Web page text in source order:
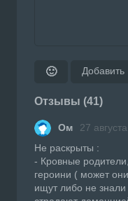
🙂 Добавить
Отзывы (41)
Ом 27
Не раскрыты :
- Кровные
героини ( может
ищут либо не